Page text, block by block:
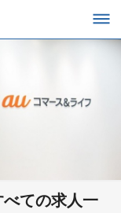
ての求人一